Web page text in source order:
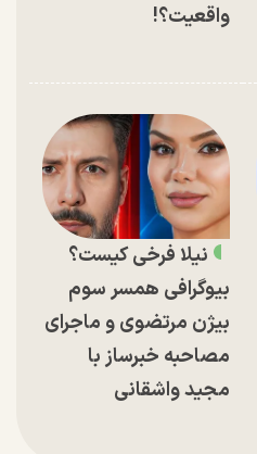
واقعیت؟!
نیلا فرخی کیست؟
بیوگرافی همسر سوم
بیژن مرتضوی و ماجرای
مصاحبه خبرساز با
مجید واشقانی